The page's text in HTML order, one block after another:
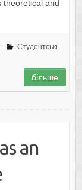
theoretical and
Студентські
більше
an